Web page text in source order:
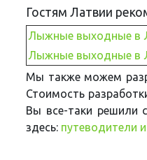
Гостям Латвии
Лыжные выходные в
Лыжные выходные в
Мы также можем
Стоимость
Вы все-таки решили
здесь: путеводители